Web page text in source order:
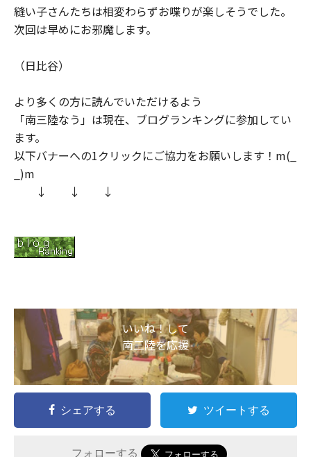
縫い子さんたちは相変わらずお喋りが楽しそうでした。
次回は早めにお邪魔します。
（日比谷）
より多くの方に読んでいただけるよう
「南三陸なう」は現在、ブログランキングに参加してい
ます。
以下バナーへの1クリックにご協力をお願いします！m(_
_)m
↓ ↓ ↓
いいね！して
南三陸を応援
シェアする ツイートする
フォローする